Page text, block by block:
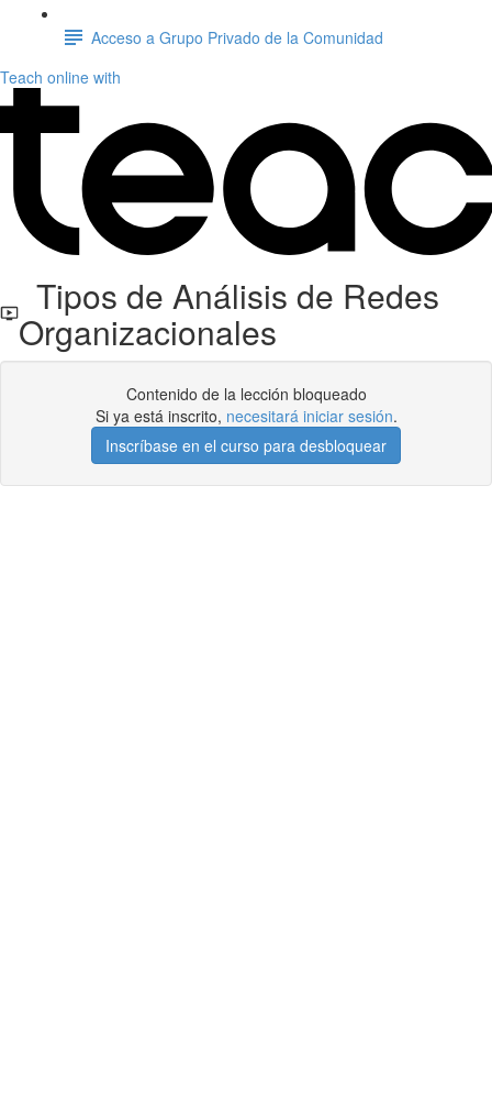
Acceso a Grupo Privado de la Comunidad
Teach online with
Tipos de Análisis de Redes
Organizacionales
Contenido de la lección bloqueado
Si ya está inscrito, necesitará iniciar sesión.
Inscríbase en el curso para desbloquear